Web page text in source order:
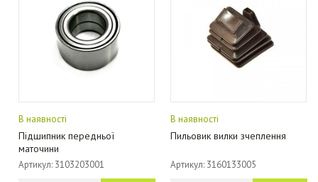
В наявності
Підшипник передньої
маточини
Артикул: 3103203001
В наявності
Пильовик вилки зчеплення
Артикул: 3160133005